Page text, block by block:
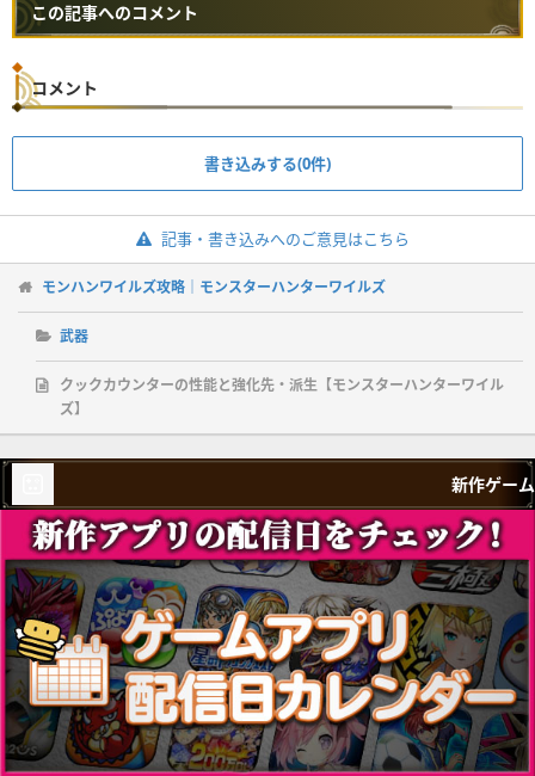
この記事へのコメント
コメント
書き込みする(0件)
記事・書き込みへのご意見はこちら
モンハンワイルズ攻略｜モンスターハンターワイルズ
武器
クックカウンターの性能と強化先・派生【モンスターハンターワイル
ズ】
新作ゲーム